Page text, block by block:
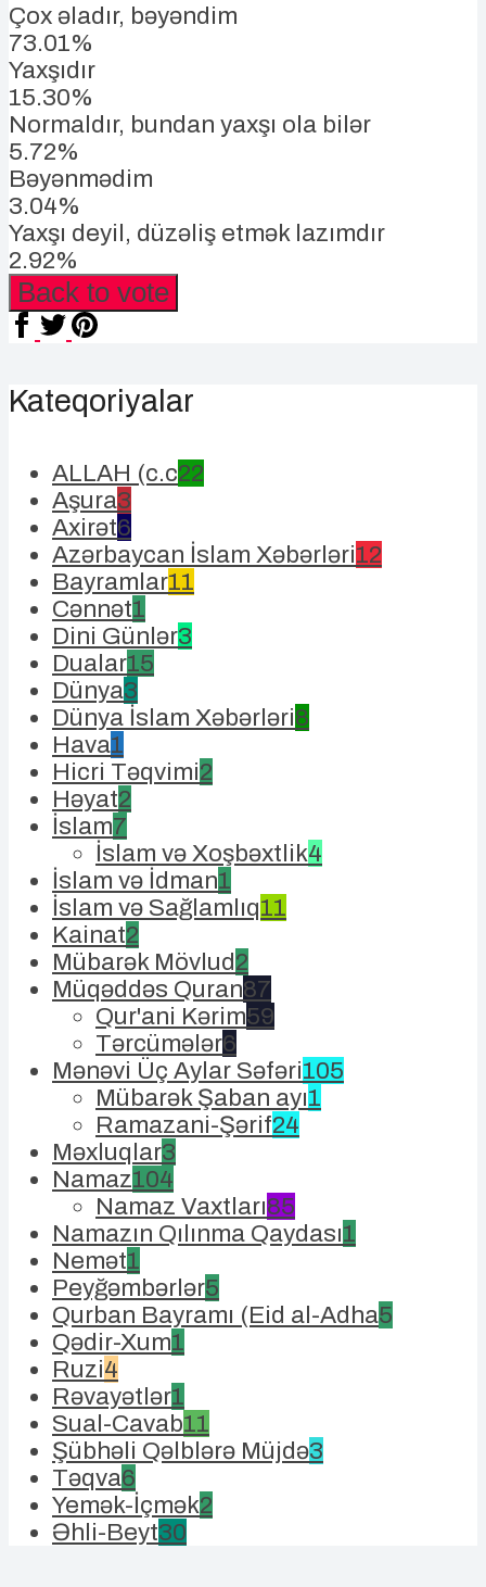
Çox əladır, bəyəndim
73.01%
Yaxşıdır
15.30%
Normaldır, bundan yaxşı ola bilər
5.72%
Bəyənmədim
3.04%
Yaxşı deyil, düzəliş etmək lazımdır
2.92%
Back to vote
Kateqoriyalar
ALLAH (c.c22
Aşura3
Axirət6
Azərbaycan İslam Xəbərləri12
Bayramlar11
Cənnət1
Dini Günlər3
Dualar15
Dünya3
Dünya İslam Xəbərləri8
Hava1
Hicri Təqvimi2
Həyat2
İslam7
İslam və Xoşbəxtlik4
İslam və İdman1
İslam və Sağlamlıq11
Kainat2
Mübarək Mövlud2
Müqəddəs Quran87
Qur'ani Kərim59
Tərcümələr6
Mənəvi Üç Aylar Səfəri105
Mübarək Şaban ayı1
Ramazani-Şərif24
Məxluqlar3
Namaz104
Namaz Vaxtları85
Namazın Qılınma Qaydası1
Nemət1
Peyğəmbərlər5
Qurban Bayramı (Eid al-Adha5
Qədir-Xum1
Ruzi4
Rəvayətlər1
Sual-Cavab11
Şübhəli Qəlblərə Müjdə3
Təqva6
Yemək-İçmək2
Əhli-Beyt30